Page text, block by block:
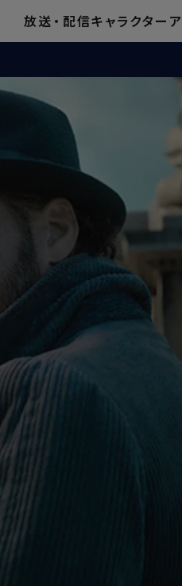
放送 ・ 配信キャラクター